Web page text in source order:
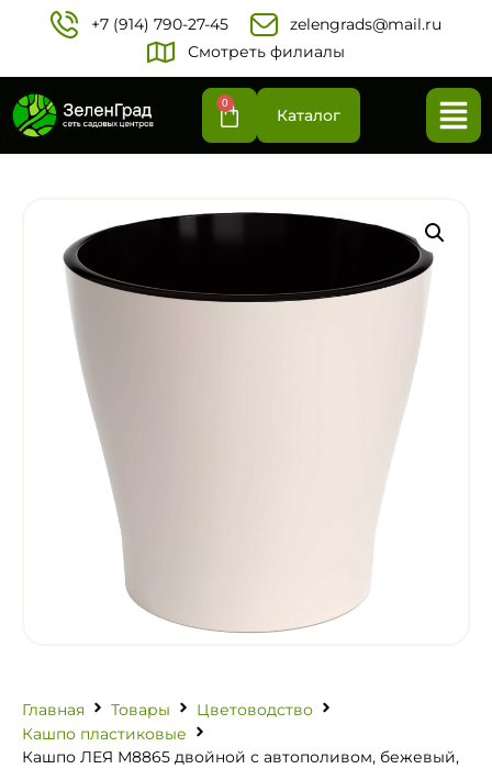
+7 (914) 790-27-45‬
zelengrads@mail.ru
Смотреть филиалы
0
Каталог
Главная Товары
Цветоводство
Кашпо пластиковые
Кашпо ЛЕЯ М8865 двойной с автополивом, бежевый,